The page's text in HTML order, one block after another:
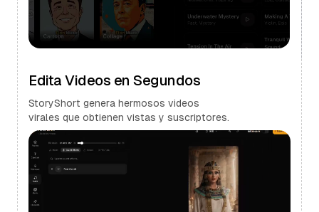
Edita Videos en Segundos
StoryShort genera hermosos videos
virales que obtienen vistas y suscriptores.